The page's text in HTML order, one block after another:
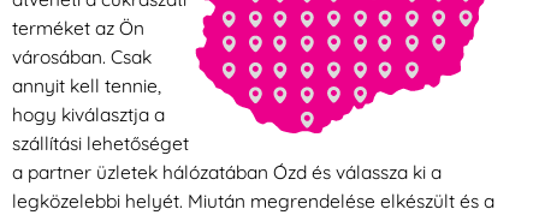
terméket az Ön
városában. Csak
annyit kell tennie,
hogy kiválasztja a
szállítási lehetőséget
a partner üzletek hálózatában Ózd és válassza ki a
legközelebbi helyét. Miután megrendelése elkészült és a